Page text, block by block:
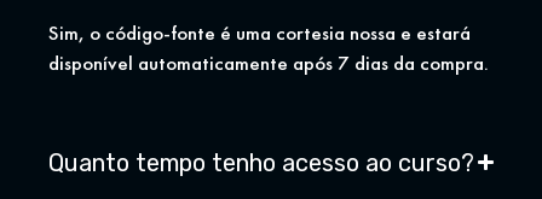
Sim, o código-fonte é uma cortesia nossa e estará
disponível automaticamente após 7 dias da compra.
Quanto tempo tenho acesso ao curso?